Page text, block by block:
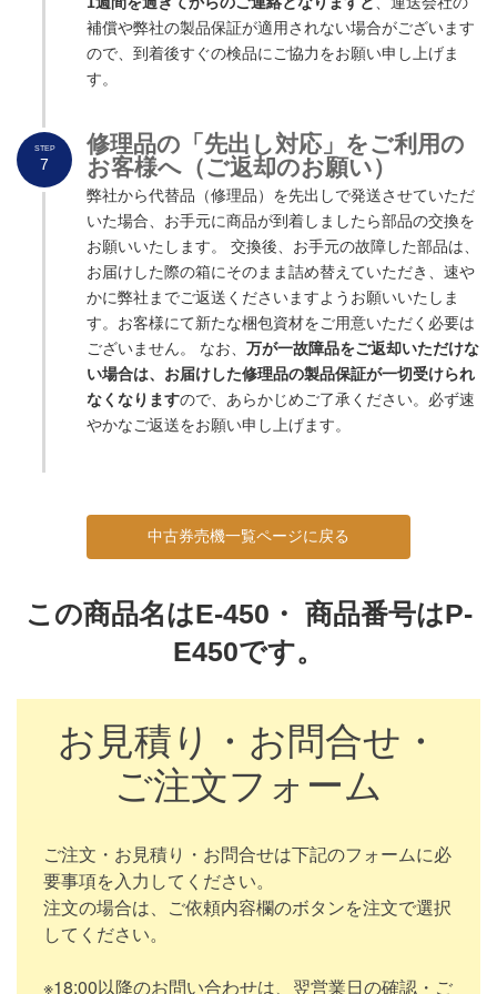
補償や弊社の製品保証が適用されない場合がございます
ので、到着後すぐの検品にご協力をお願い申し上げま
す。
修理品の「先出し対応」をご利用の
お客様へ（ご返却のお願い）
弊社から代替品（修理品）を先出しで発送させていただ
いた場合、お手元に商品が到着しましたら部品の交換を
お願いいたします。 交換後、お手元の故障した部品は、
お届けした際の箱にそのまま詰め替えていただき、速や
かに弊社までご返送くださいますようお願いいたしま
す。お客様にて新たな梱包資材をご用意いただく必要は
ございません。 なお、 万が一故障品をご返却いただけな
い場合は、お届けした修理品の製品保証が一切受けられ
なくなりますので、あらかじめご了承ください。必ず速
やかなご返送をお願い申し上げます。
STEP
7
中古券売機一覧ページに戻る
この商品名はE-450・ 商品番号はP-
E450です。